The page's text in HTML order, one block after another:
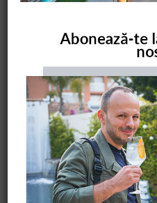
COMANDĂ CARTEA NOASTRĂ